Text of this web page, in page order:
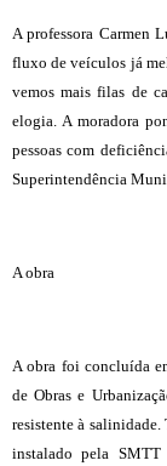
A professora Carmen
fluxo de veículos já
vemos mais filas de
elogia. A moradora
pessoas com
Superintendência
A obra
A obra foi concluída
de Obras e
resistente à
instalado pela